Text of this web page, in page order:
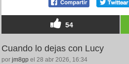
54
Cuando lo dejas con Lucy
por jm8gp el 28 abr 2026, 16:34